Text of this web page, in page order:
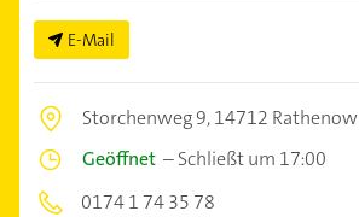
E-Mail
Storchenweg 9,14712 Rathenow
Geöffnet –Schließt um 17:00
0174 1 74 35 78